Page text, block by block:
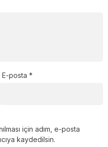
E-posta*
için adım, e-posta
kaydedilsin.